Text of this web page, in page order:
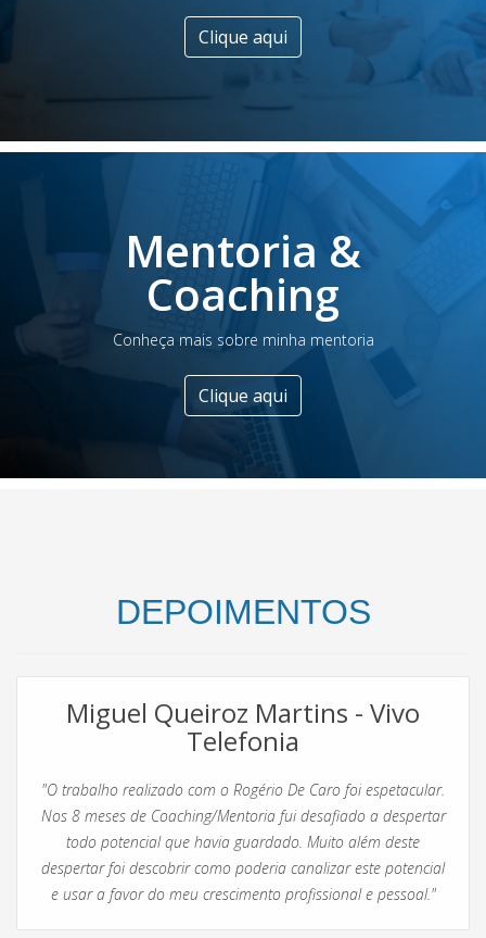
Clique aqui
Mentoria &
Coaching
Conheça mais sobre minha mentoria
Clique aqui
DEPOIMENTOS
Miguel Queiroz Martins - Vivo
Telefonia
"O trabalho realizado com o Rogério De Caro foi espetacular.
Nos 8 meses de Coaching/Mentoria fui desafiado a despertar
todo potencial que havia guardado. Muito além deste
despertar foi descobrir como poderia canalizar este potencial
e usar a favor do meu crescimento profissional e pessoal."